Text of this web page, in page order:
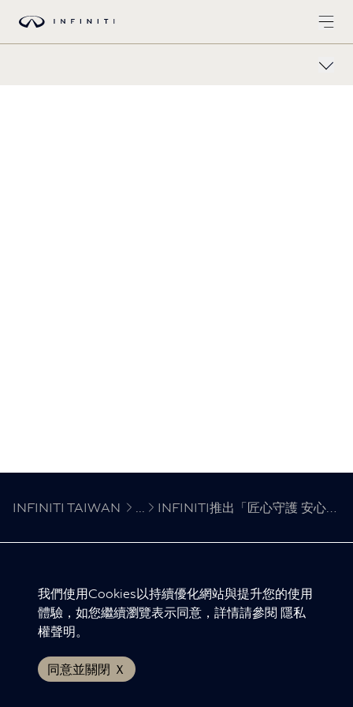
INFINITI TAIWAN
隱私權聲明
版權聲明
免責聲明
© INFINITI 2024
我們使用Cookies以持續優化網站與提升您的使用
體驗，如您繼續瀏覽表示同意，詳情請參閱 隱私
權聲明。
同意並關閉 Ｘ